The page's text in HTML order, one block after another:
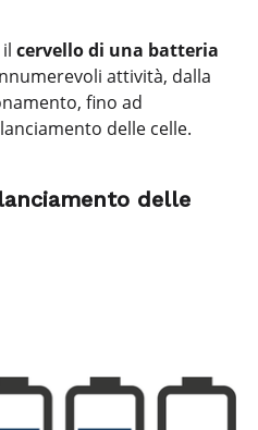
cervello di una batteria
attività, dalla
fino ad
delle celle.
delle